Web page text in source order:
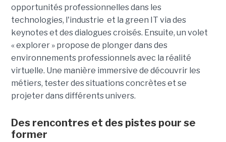
opportunités professionnelles dans les
technologies, l'industrie et la green IT via des
keynotes et des dialogues croisés. Ensuite, un volet
« explorer » propose de plonger dans des
environnements professionnels avec la réalité
virtuelle. Une manière immersive de découvrir les
métiers, tester des situations concrètes et se
projeter dans différents univers.
Des rencontres et des pistes pour se
former